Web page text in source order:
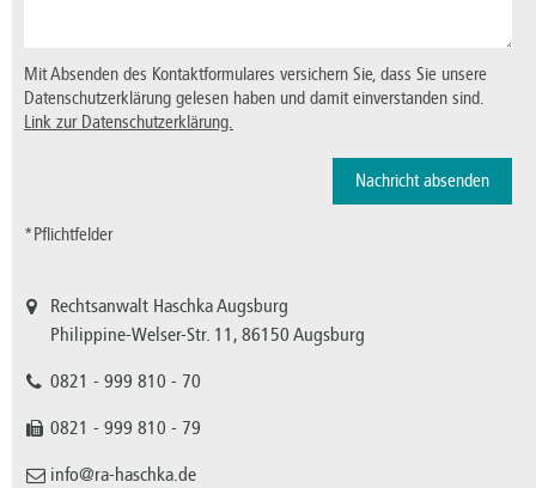
Mit Absenden des Kontaktformulares versichern Sie, dass Sie unsere
Datenschutzerklärung gelesen haben und damit einverstanden sind.
Link zur Datenschutzerklärung.
*Pflichtfelder
Rechtsanwalt Haschka Augsburg
Philippine-Welser-Str. 11, 86150 Augsburg
0821 - 999 810 - 70
0821 - 999 810 - 79
info@ra-haschka.de